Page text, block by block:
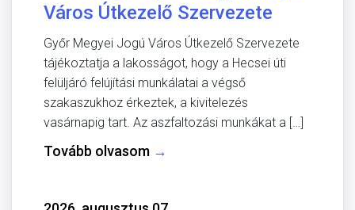
Város Útkezelő Szervezete
Győr Megyei Jogú Város Útkezelő Szervezete
tájékoztatja a lakosságot, hogy a Hecsei úti
felüljáró felújítási munkálatai a végső
szakaszukhoz érkeztek, a kivitelezés
vasárnapig tart. Az aszfaltozási munkákat a […]
Tovább olvasom →